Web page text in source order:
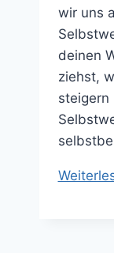
wir uns
deinen
ziehst,
steigern